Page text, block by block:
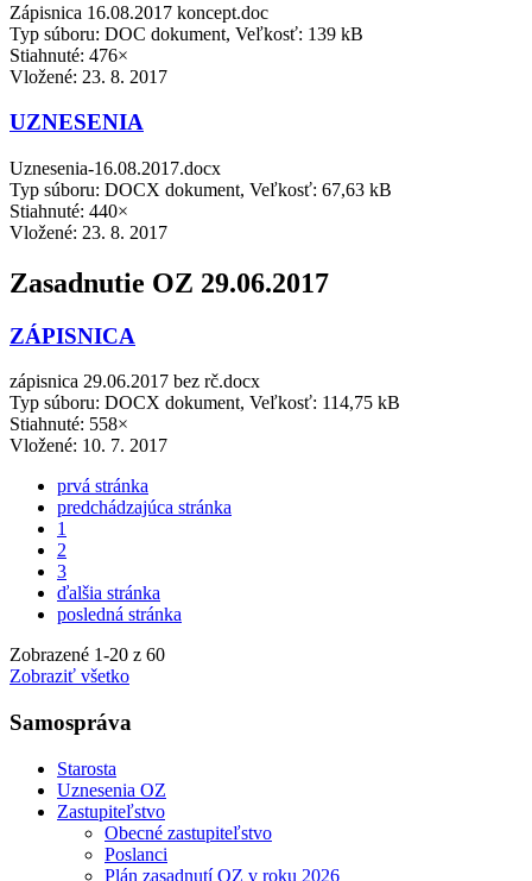
Zápisnica 16.08.2017 koncept.doc
Typ súboru: DOC dokument, Veľkosť: 139 kB
Stiahnuté: 476×
Vložené: 23. 8. 2017
UZNESENIA
Uznesenia-16.08.2017.docx
Typ súboru: DOCX dokument, Veľkosť: 67,63 kB
Stiahnuté: 440×
Vložené: 23. 8. 2017
Zasadnutie OZ 29.06.2017
ZÁPISNICA
zápisnica 29.06.2017 bez rč.docx
Typ súboru: DOCX dokument, Veľkosť: 114,75 kB
Stiahnuté: 558×
Vložené: 10. 7. 2017
prvá stránka
predchádzajúca stránka
1
2
3
ďalšia stránka
posledná stránka
Zobrazené 1-20 z 60
Zobraziť všetko
Samospráva
Starosta
Uznesenia OZ
Zastupiteľstvo
Obecné zastupiteľstvo
Poslanci
Plán zasadnutí OZ v roku 2026